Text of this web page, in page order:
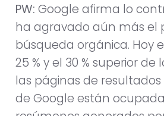
PW: Google afirma lo
ha agravado aún más el
búsqueda orgánica. Hoy
25 % y el 30 % superior
las páginas de
de Google están